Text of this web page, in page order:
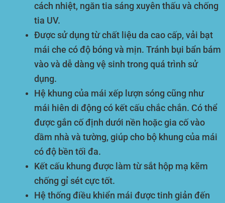
cách nhiệt, ngăn tia sáng xuyên thấu và chống
tia UV.
Được sử dụng từ chất liệu da cao cấp, vải bạt
mái che có độ bóng và mịn. Tránh bụi bẩn bám
vào và dễ dàng vệ sinh trong quá trình sử
dụng.
Hệ khung của mái xếp lượn sóng cũng như
mái hiên di động có kết cấu chắc chắn. Có thể
được gắn cố định dưới nền hoặc gia cố vào
dầm nhà và tường, giúp cho bộ khung của mái
có độ bền tối đa.
Kết cấu khung được làm từ sắt hộp mạ kẽm
chống gỉ sét cực tốt.
Hệ thống điều khiển mái được tinh giản đến